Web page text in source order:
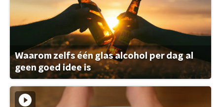
Waarom zelfs één glas alcohol per dag al
geen goed idee is